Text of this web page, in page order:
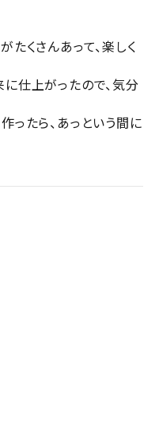
たくさんあって、楽しく
仕上がったので、気分
ったら、あっという間に